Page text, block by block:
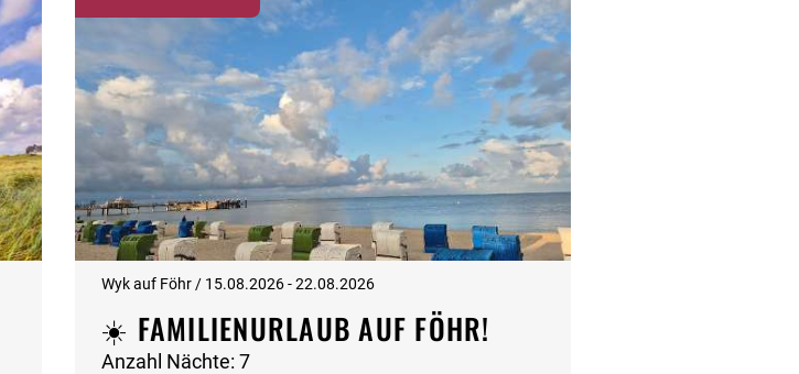
Wyk auf Föhr / 15.08.2026 - 22.08.2026
☀️ FAMILIENURLAUB AUF FÖHR!
Anzahl Nächte: 7